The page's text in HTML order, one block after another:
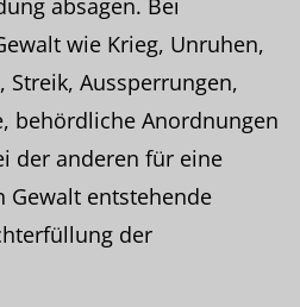
absagen. Bei
wie Krieg, Unruhen,
Streik, Aussperrungen,
behördliche Anordnungen
der anderen für eine
Gewalt entstehende
der